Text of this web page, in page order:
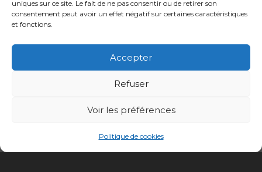
uniques sur ce site. Le fait de ne pas consentir ou de retirer son
consentement peut avoir un effet négatif sur certaines caractéristiques
et fonctions.
Accepter
Refuser
Voir les préférences
Politique de cookies
Surtout ne pas effacer ceci